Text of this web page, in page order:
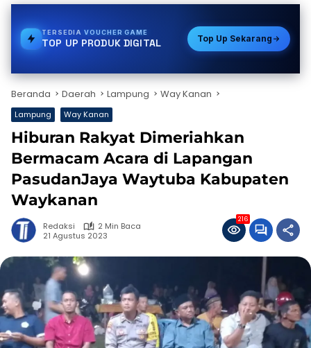
TERSEDIASTREAMING
TOP UP PRODUK DIGITAL Top Up Sekarang
Beranda Daerah Lampung Way Kanan
Lampung Way Kanan
Hiburan Rakyat Dimeriahkan
Bermacam Acara di Lapangan
PasudanJaya Waytuba Kabupaten
Waykanan
Redaksi
2 Min Baca
21 Agustus 2023
216